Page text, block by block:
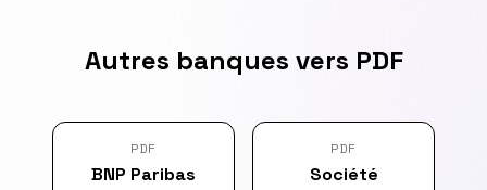
Autres banques vers PDF
PDF
BNP Paribas
PDF
Société